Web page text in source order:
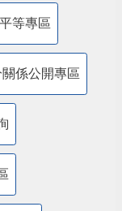
等專區
係公開專區